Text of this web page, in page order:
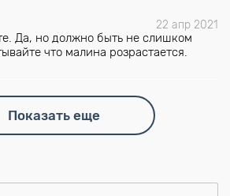
22 апр 2021
Да, но должно быть не слишком
что малина розрастается.
Показать еще